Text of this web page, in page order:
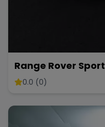
Range Rover Sport
0.0 (0)